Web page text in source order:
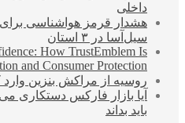
داخلی
سیل‌آسا در ۳ استان
How TrustEmblem Is
and Consumer Protection
روسیه از مراکش بنزین وارد
آیا بازار فارکس دستکاری
باید بداند